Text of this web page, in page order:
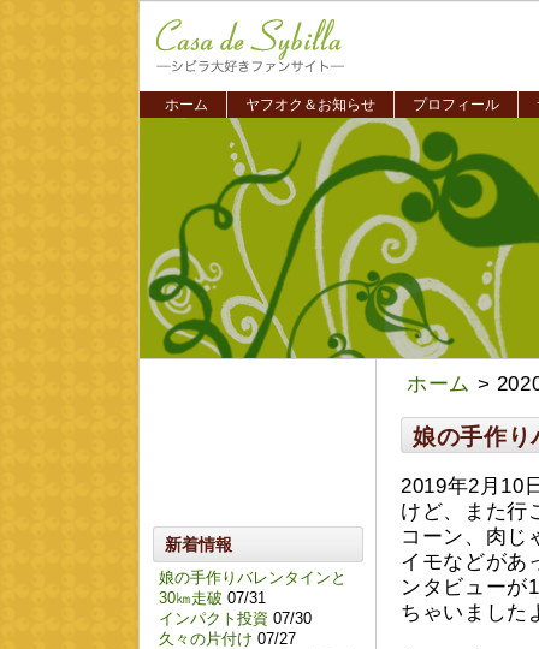
ホーム ヤフオク＆お知らせ プロフィール
ホーム >
娘の手作り
2019年2月10
けど、また行
コーン、肉じ
イモなどがあ
ンタビューが
ちゃいました
新着情報
娘の手作りバレンタインと
30㎞走破 07/31
インパクト投資 07/30
久々の片付け 07/27